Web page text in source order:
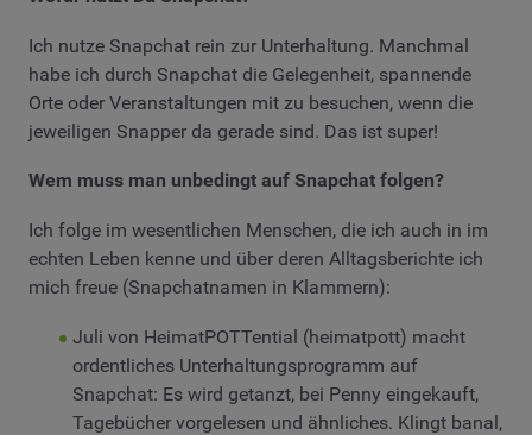
Ich nutze Snapchat rein zur Unterhaltung. Manchmal
habe ich durch Snapchat die Gelegenheit, spannende
Orte oder Veranstaltungen mit zu besuchen, wenn die
jeweiligen Snapper da gerade sind. Das ist super!
Wem muss man unbedingt auf Snapchat folgen?
Ich folge im wesentlichen Menschen, die ich auch in im
echten Leben kenne und über deren Alltagsberichte ich
mich freue (Snapchatnamen in Klammern):
Juli von HeimatPOTTential (heimatpott) macht
ordentliches Unterhaltungsprogramm auf
Snapchat: Es wird getanzt, bei Penny eingekauft,
Tagebücher vorgelesen und ähnliches. Klingt banal,